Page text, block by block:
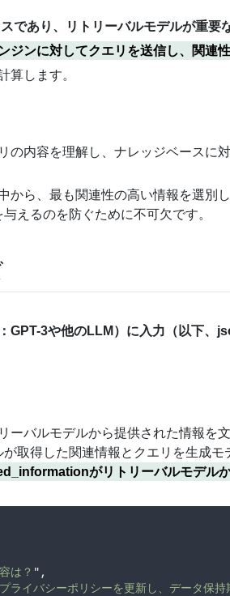
であり、リトリーバルモデルが重要
ジンに対してクエリを送信し、関連
算します。
の内容を理解し、ナレッジベースに
から、最も関連性の高い情報を選別
えるのを防ぐために不可欠です。
GPT-3や他のLLM）に入力（以下
ーバルモデルから提供された情報を
取得した関連情報とクエリを生成モ
がリトリーバルモデル
は？ " ,
ライバシーポリシーを更新し、データ保持